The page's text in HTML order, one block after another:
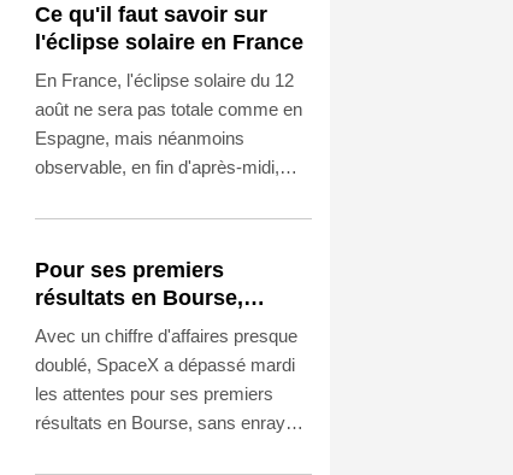
Ce qu'il faut savoir sur
l'éclipse solaire en France
En France, l'éclipse solaire du 12
août ne sera pas totale comme en
Espagne, mais néanmoins
observable, en fin d'après-midi,
que vous devez savoir afin de
entre le Soleil et la Lune.
Pour ses premiers
résultats en Bourse,
SpaceX fait mieux que
prévu mais ne rassure pas
Avec un chiffre d'affaires presque
doublé, SpaceX a dépassé mardi
les attentes pour ses premiers
résultats en Bourse, sans enrayer